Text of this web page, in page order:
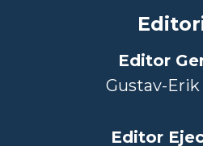
Editor
Gustav-Erik
Editor